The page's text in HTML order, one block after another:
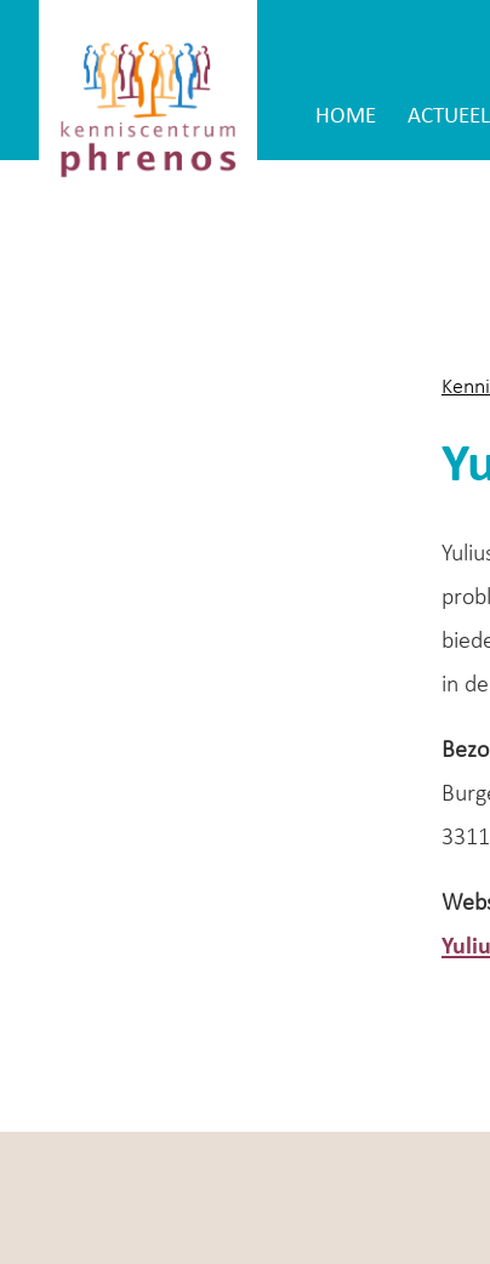
Phrenos
website
Main
HOME ACTUEEL
in